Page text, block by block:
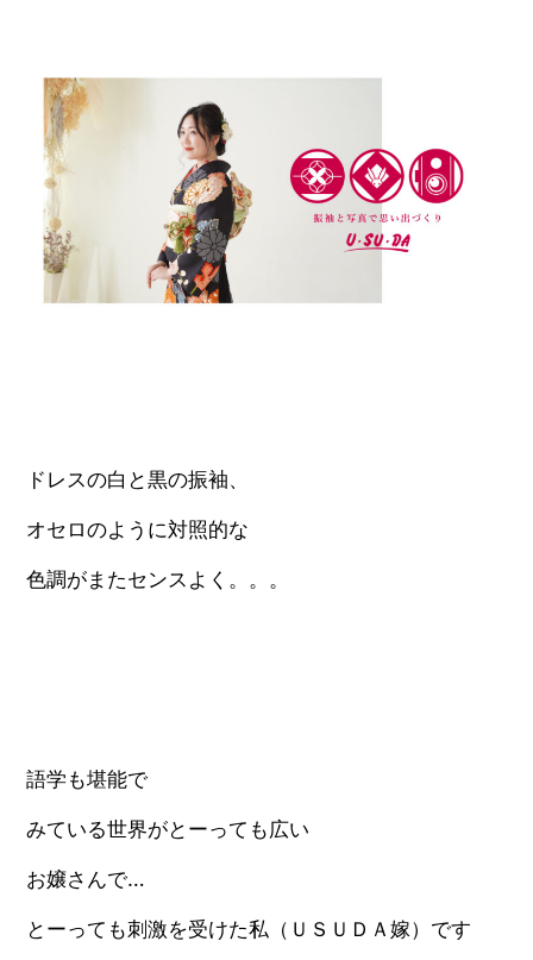
ドレスの白と黒の振袖、
オセロのように対照的な
色調がまたセンスよく。。。
語学も堪能で
みている世界がとーっても広い
お嬢さんで…
とーっても刺激を受けた私（ＵＳＵＤＡ嫁）です